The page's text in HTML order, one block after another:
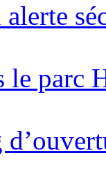
le parc